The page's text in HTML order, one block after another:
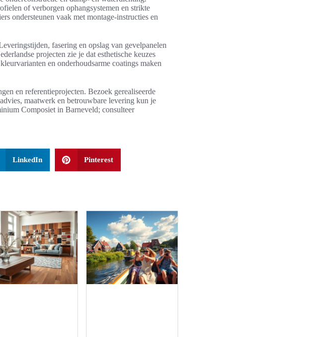
of verborgen ophangsystemen en strikte
ondersteunen vaak met montage-instructies en
fasering en opslag van gevelpanelen
projecten zie je dat esthetische keuzes
en onderhoudsarme coatings maken
en referentieprojecten. Bezoek gerealiseerde
maatwerk en betrouwbare levering kun je
Composiet in Barneveld; consulteer
LinkedIn Pinterest